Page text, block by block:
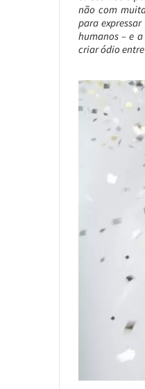
não com
para
humanos – e
criar ódio